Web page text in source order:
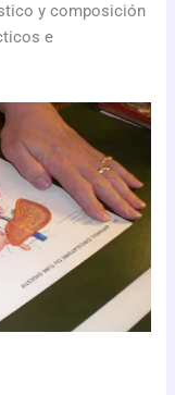
y composición
e